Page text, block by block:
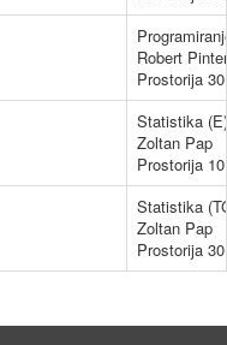
Robert Pinter
Prostorija
Statistika (E)
Zoltan Pap
Prostorija
Statistika
Zoltan Pap
Prostorija